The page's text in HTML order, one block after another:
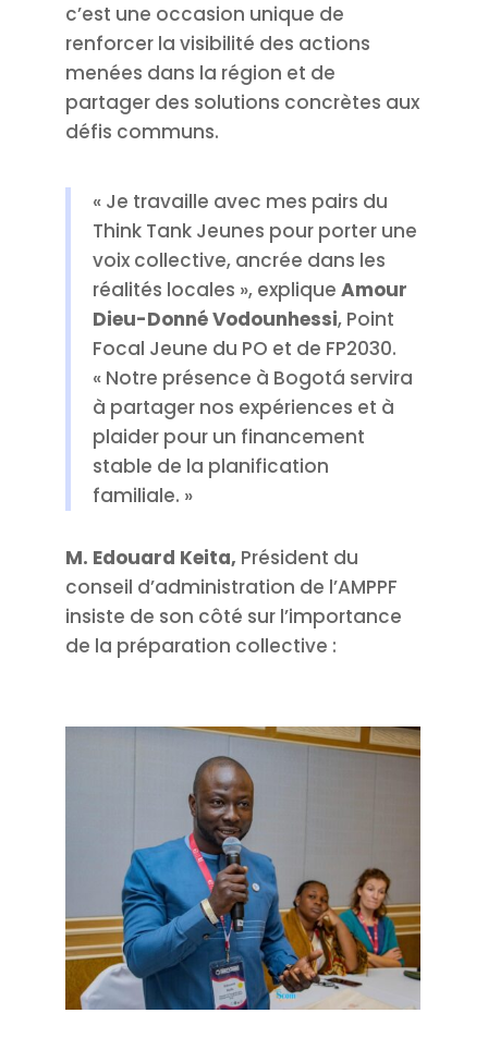
c’est une occasion unique de
renforcer la visibilité des actions
menées dans la région et de
partager des solutions concrètes aux
défis communs.
« Je travaille avec mes pairs du
Think Tank Jeunes pour porter une
voix collective, ancrée dans les
réalités locales », explique Amour
Dieu-Donné Vodounhessi, Point
Focal Jeune du PO et de FP2030.
« Notre présence à Bogotá servira
à partager nos expériences et à
plaider pour un financement
stable de la planification
familiale. »
M. Edouard Keita, Président du
conseil d’administration de l’AMPPF
insiste de son côté sur l’importance
de la préparation collective :